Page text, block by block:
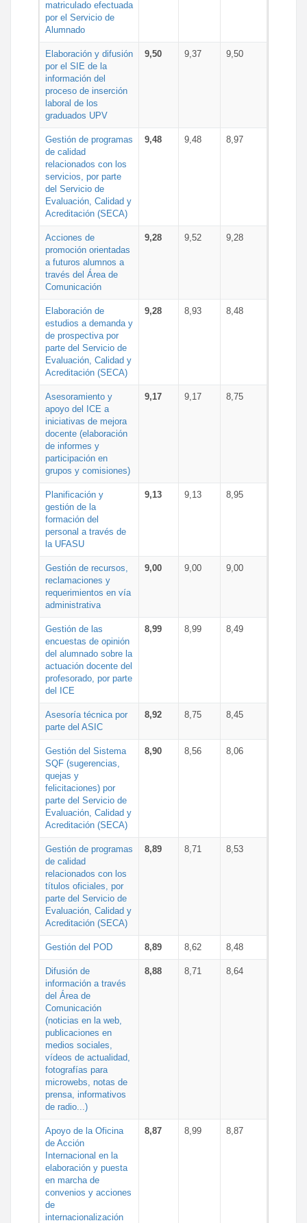
matriculado efectuada
por el Servicio de
Alumnado
Elaboración y difusión
por el SIE de la
información del
proceso de inserción
laboral de los
graduados UPV
9,50 9,37 9,50
Gestión de programas
de calidad
relacionados con los
servicios, por parte
del Servicio de
Evaluación, Calidad y
Acreditación (SECA)
9,48 9,48 8,97
Acciones de
promoción orientadas
a futuros alumnos a
través del Área de
Comunicación
9,28 9,52 9,28
Elaboración de
estudios a demanda y
de prospectiva por
parte del Servicio de
Evaluación, Calidad y
Acreditación (SECA)
9,28 8,93 8,48
Asesoramiento y
apoyo del ICE a
iniciativas de mejora
docente (elaboración
de informes y
participación en
grupos y comisiones)
9,17 9,17 8,75
Planificación y
gestión de la
formación del
personal a través de
la UFASU
9,13 9,13 8,95
Gestión de recursos,
reclamaciones y
requerimientos en vía
administrativa
9,00 9,00 9,00
Gestión de las
encuestas de opinión
del alumnado sobre la
actuación docente del
profesorado, por parte
del ICE
8,99 8,99 8,49
Asesoría técnica por
parte del ASIC
8,92 8,75 8,45
Gestión del Sistema
SQF (sugerencias,
quejas y
felicitaciones) por
parte del Servicio de
Evaluación, Calidad y
Acreditación (SECA)
8,90 8,56 8,06
Gestión de programas
de calidad
relacionados con los
títulos oficiales, por
parte del Servicio de
Evaluación, Calidad y
Acreditación (SECA)
8,89 8,71 8,53
Gestión del POD 8,89 8,62 8,48
Difusión de
información a través
del Área de
Comunicación
(noticias en la web,
publicaciones en
medios sociales,
vídeos de actualidad,
fotografías para
microwebs, notas de
prensa, informativos
de radio...)
8,88 8,71 8,64
Apoyo de la Oficina
de Acción
Internacional en la
elaboración y puesta
en marcha de
convenios y acciones
de
internacionalización
8,87 8,99 8,87